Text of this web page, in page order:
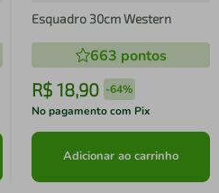
Esquadro 30cm Western
663 pontos
R$ 18,90 -64%
No pagamento com Pix
Adicionar ao carrinho